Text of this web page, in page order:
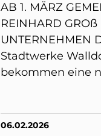
AB 1. MÄRZ
REINHARD GROß
UNTERNEHMEN
Stadtwerke
bekommen eine
06.02.2026